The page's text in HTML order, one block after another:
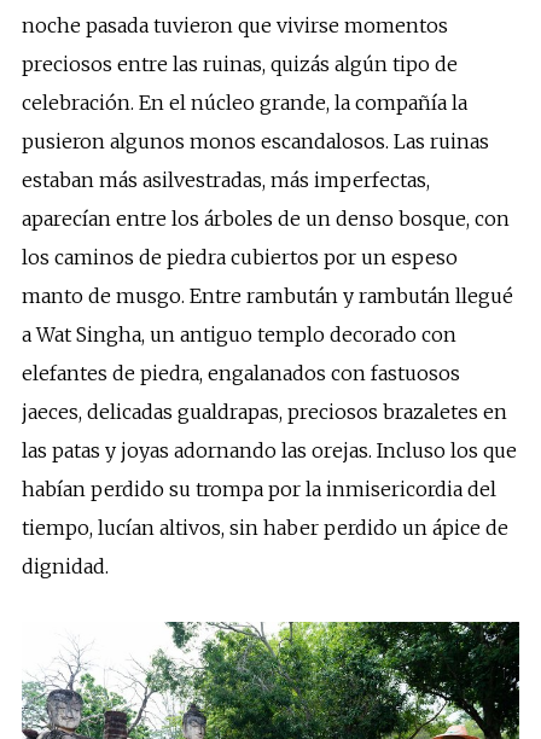
noche pasada tuvieron que vivirse momentos
preciosos entre las ruinas, quizás algún tipo de
celebración. En el núcleo grande, la compañía la
pusieron algunos monos escandalosos. Las ruinas
estaban más asilvestradas, más imperfectas,
aparecían entre los árboles de un denso bosque, con
los caminos de piedra cubiertos por un espeso
manto de musgo. Entre rambután y rambután llegué
a Wat Singha, un antiguo templo decorado con
elefantes de piedra, engalanados con fastuosos
jaeces, delicadas gualdrapas, preciosos brazaletes en
las patas y joyas adornando las orejas. Incluso los que
habían perdido su trompa por la inmisericordia del
tiempo, lucían altivos, sin haber perdido un ápice de
dignidad.